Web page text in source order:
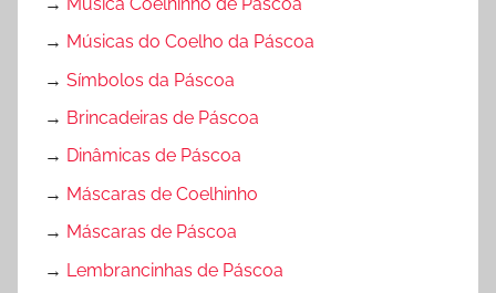
→ Músicas do Coelho da Páscoa
→ Símbolos da Páscoa
→ Brincadeiras de Páscoa
→ Dinâmicas de Páscoa
→ Máscaras de Coelhinho
→ Máscaras de Páscoa
→ Lembrancinhas de Páscoa